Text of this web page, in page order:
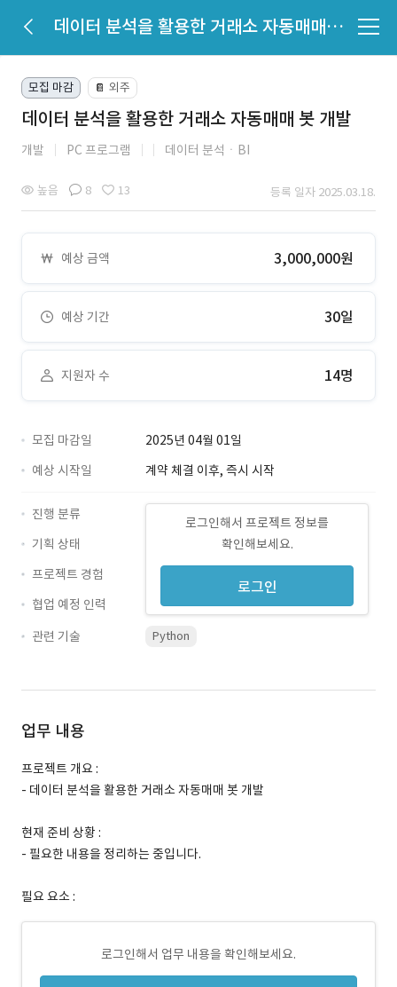
데이터 분석을 활용한 거래소 자동매매 봇 개발
모집 마감 📔 외주
데이터 분석을 활용한 거래소 자동매매 봇 개발
개발 PC 프로그램 데이터 분석ㆍBI
높음 8 13 등록 일자 2025.03.18.
예상 금액 3,000,000원
예상 기간 30일
지원자 수 14명
모집 마감일
2025년 04월 01일
예상 시작일
계약 체결 이후, 즉시 시작
로그인해서 프로젝트 정보를
확인해보세요.
로그인
진행 분류
기획 상태
프로젝트 경험
협업 예정 인력
관련 기술
Python
업무 내용
프로젝트 개요 :
- 데이터 분석을 활용한 거래소 자동매매 봇 개발
현재 준비 상황 :
- 필요한 내용을 정리하는 중입니다.
필요 요소 :
로그인해서 업무 내용을 확인해보세요.